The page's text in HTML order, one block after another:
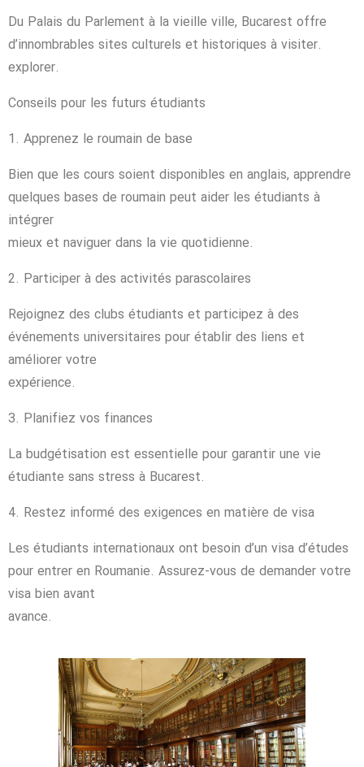
Du Palais du Parlement à la vieille ville, Bucarest offre
d’innombrables sites culturels et historiques à visiter.
explorer.
Conseils pour les futurs étudiants
1. Apprenez le roumain de base
Bien que les cours soient disponibles en anglais, apprendre
quelques bases de roumain peut aider les étudiants à
intégrer
mieux et naviguer dans la vie quotidienne.
2. Participer à des activités parascolaires
Rejoignez des clubs étudiants et participez à des
événements universitaires pour établir des liens et
améliorer votre
expérience.
3. Planifiez vos finances
La budgétisation est essentielle pour garantir une vie
étudiante sans stress à Bucarest.
4. Restez informé des exigences en matière de visa
Les étudiants internationaux ont besoin d’un visa d’études
pour entrer en Roumanie. Assurez-vous de demander votre
visa bien avant
avance.